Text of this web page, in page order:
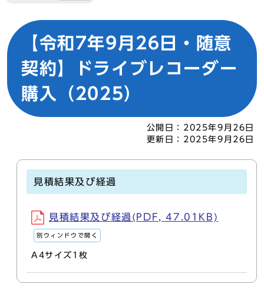
【令和7年9月26日・随意
契約】ドライブレコーダー
購入（2025）
公開日： 2025年9月26日
更新日： 2025年9月26日
見積結果及び経過
見積結果及び経過(PDF, 47.01KB)
別ウィンドウで開く
A4サイズ1枚